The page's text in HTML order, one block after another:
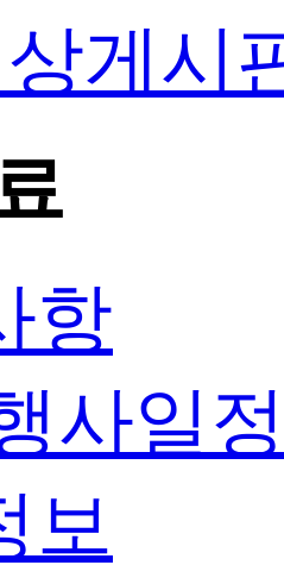
게시
항
사일
보